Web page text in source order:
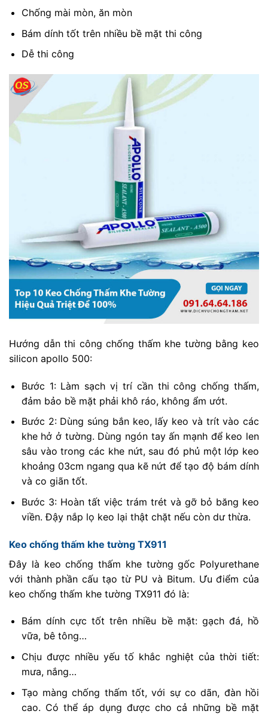
Chống mài mòn, ăn mòn
Bám dính tốt trên nhiều bề mặt thi công
Dễ thi công
Hướng dẫn thi công chống thấm khe tường bằng keo
silicon apollo 500:
Bước 1: Làm sạch vị trí cần thi công chống thấm,
đảm bảo bề mặt phải khô ráo, không ẩm ướt.
Bước 2: Dùng súng bắn keo, lấy keo và trít vào các
khe hở ở tường. Dùng ngón tay ấn mạnh để keo len
sâu vào trong các khe nứt, sau đó phủ một lớp keo
khoảng 03cm ngang qua kẽ nứt để tạo độ bám dính
và co giãn tốt.
Bước 3: Hoàn tất việc trám trét và gỡ bỏ băng keo
viền. Đậy nắp lọ keo lại thật chặt nếu còn dư thừa.
Keo chống thấm khe tường TX911
Đây là keo chống thấm khe tường gốc Polyurethane
với thành phần cấu tạo từ PU và Bitum. Ưu điểm của
keo chống thấm khe tường TX911 đó là:
Bám dính cực tốt trên nhiều bề mặt: gạch đá, hồ
vữa, bê tông…
Chịu được nhiều yếu tố khắc nghiệt của thời tiết:
mưa, nắng…
Tạo màng chống thấm tốt, với sự co dãn, đàn hồi
cao. Có thể áp dụng được cho cả những bề mặt